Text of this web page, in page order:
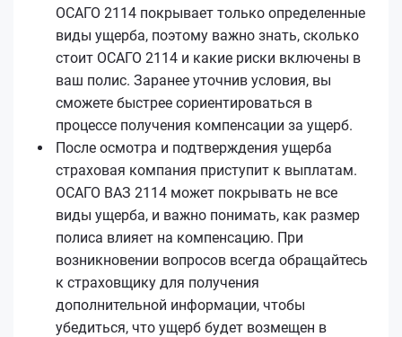
ОСАГО 2114 покрывает только определенные
виды ущерба, поэтому важно знать, сколько
стоит ОСАГО 2114 и какие риски включены в
ваш полис. Заранее уточнив условия, вы
сможете быстрее сориентироваться в
процессе получения компенсации за ущерб.
После осмотра и подтверждения ущерба
страховая компания приступит к выплатам.
ОСАГО ВАЗ 2114 может покрывать не все
виды ущерба, и важно понимать, как размер
полиса влияет на компенсацию. При
возникновении вопросов всегда обращайтесь
к страховщику для получения
дополнительной информации, чтобы
убедиться, что ущерб будет возмещен в